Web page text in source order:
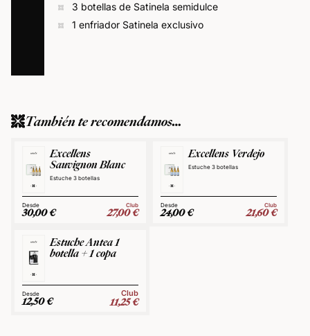
3 botellas de Satinela semidulce
1 enfriador Satinela exclusivo
También te recomendamos…
Excellens
Sauvignon Blanc
Estuche 3 botellas
30,00€
Club
27,00€
Excellens Verdejo
Estuche 3 botellas
24,00€
Club
21,60€
Estuche Antea 1
botella + 1 copa
12,50€
Club
11,25€